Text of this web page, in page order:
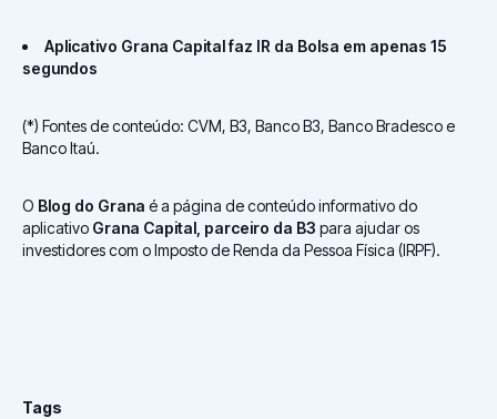
Aplicativo Grana Capital faz IR da Bolsa em apenas 15
segundos
(*) Fontes de conteúdo: CVM, B3, Banco B3, Banco Bradesco e
Banco Itaú.
O Blog do Grana é a página de conteúdo informativo do
aplicativo Grana Capital, parceiro da B3 para ajudar os
investidores com o Imposto de Renda da Pessoa Física (IRPF).
Tags